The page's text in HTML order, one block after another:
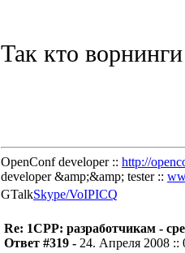
Так кто
OpenConf developer :: http://
developer &amp;&amp; tester ::
GTalkSkype/VoIPICQ
Re: 1CPP: разработчикам -
Ответ #319 - 24. Апреля 2008 ::